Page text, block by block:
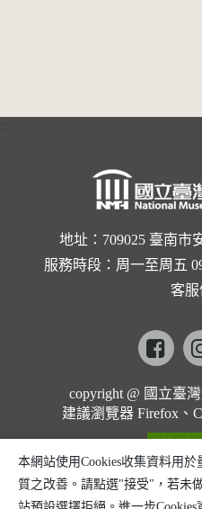
地址：709025 臺南市
服務時段：周一至周五
客
copyright @ 國立臺
建議瀏覽器 Firefox、
本網站使用Cookies收集資料用
質之改善。請點選"接受"，若未
站預設選擇拒絕。進一步